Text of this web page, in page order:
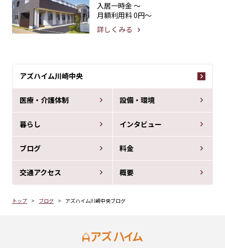
アズハイム川崎中央
医療・介護体制 設備・環境
暮らし インタビュー
ブログ 料金
交通アクセス 概要
トップ ブログ アズハイム川崎中央ブログ
入居一時金 〜
月額利用料0円〜
詳しくみる